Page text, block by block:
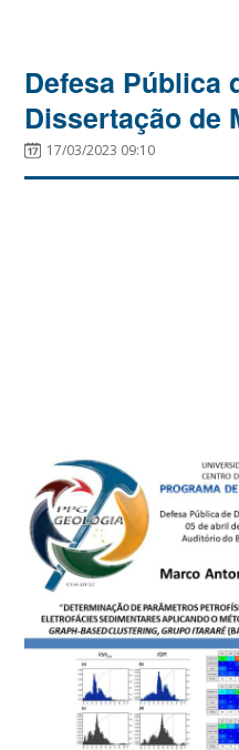
Defesa Pública
Dissertação de
17/03/2023 09:10